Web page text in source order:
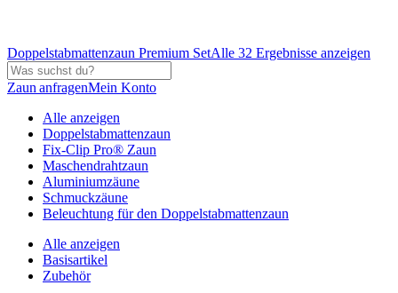
Doppelstabmattenzaun Premium SetAlle 32 Ergebnisse anzeigen
Zaun anfragenMein Konto
Alle anzeigen
Doppelstabmattenzaun
Fix-Clip Pro® Zaun
Maschendrahtzaun
Aluminiumzäune
Schmuckzäune
Beleuchtung für den Doppelstabmattenzaun
Alle anzeigen
Basisartikel
Zubehör